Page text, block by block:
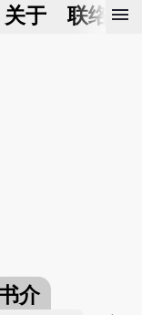
关于 联络我
menu
介